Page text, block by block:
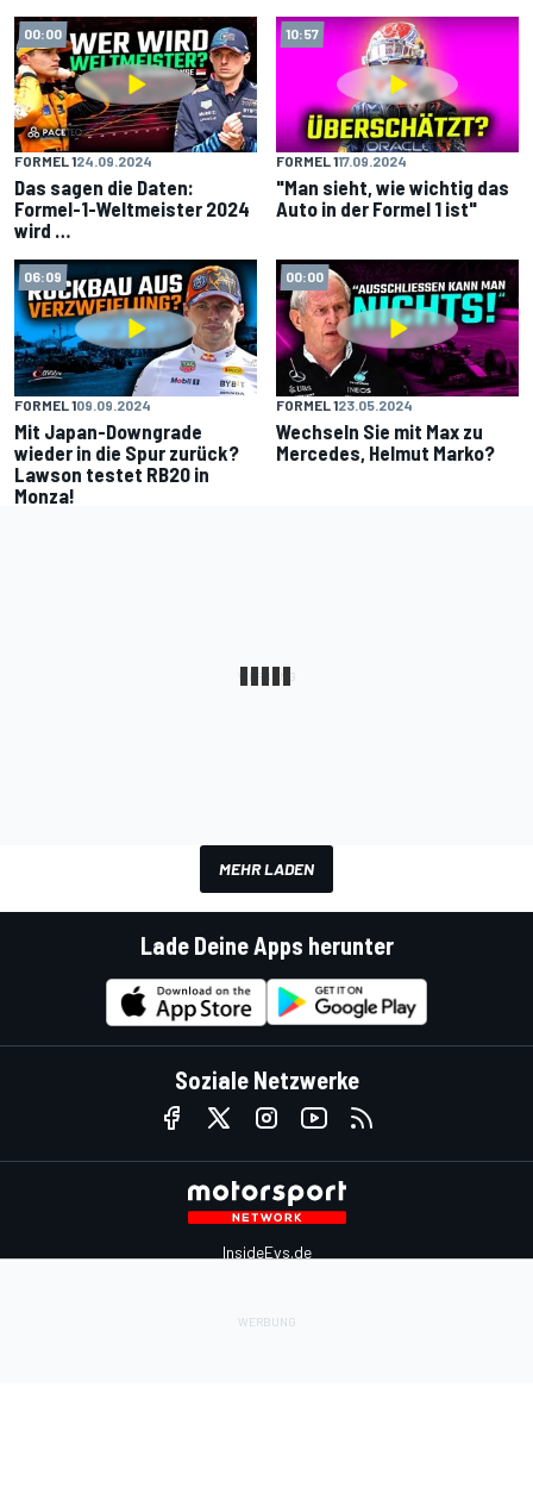
00:00
FORMEL 124.09.2024
Das sagen die Daten:
Formel-1-Weltmeister 2024
wird …
10:57
FORMEL 117.09.2024
"Man sieht, wie wichtig das
Auto in der Formel 1 ist"
06:09
FORMEL 109.09.2024
Mit Japan-Downgrade
wieder in die Spur zurück?
Lawson testet RB20 in
Monza!
00:00
FORMEL 123.05.2024
Wechseln Sie mit Max zu
Mercedes, Helmut Marko?
MEHR LADEN
Lade Deine Apps herunter
Soziale Netzwerke
InsideEvs.de
Motorsportstats.com